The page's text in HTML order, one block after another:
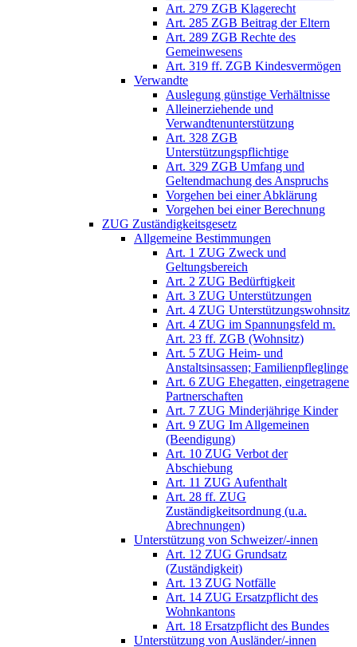
Art. 279 ZGB Klagerecht
Art. 285 ZGB Beitrag der Eltern
Art. 289 ZGB Rechte des
Gemeinwesens
Art. 319 ff. ZGB Kindesvermögen
Verwandte
Auslegung günstige Verhältnisse
Alleinerziehende und
Verwandtenunterstützung
Art. 328 ZGB
Unterstützungspflichtige
Art. 329 ZGB Umfang und
Geltendmachung des Anspruchs
Vorgehen bei einer Abklärung
Vorgehen bei einer Berechnung
ZUG Zuständigkeitsgesetz
Allgemeine Bestimmungen
Art. 1 ZUG Zweck und
Geltungsbereich
Art. 2 ZUG Bedürftigkeit
Art. 3 ZUG Unterstützungen
Art. 4 ZUG Unterstützungswohnsitz
Art. 4 ZUG im Spannungsfeld m.
Art. 23 ff. ZGB (Wohnsitz)
Art. 5 ZUG Heim- und
Anstaltsinsassen; Familienpfleglinge
Art. 6 ZUG Ehegatten, eingetragene
Partnerschaften
Art. 7 ZUG Minderjährige Kinder
Art. 9 ZUG Im Allgemeinen
(Beendigung)
Art. 10 ZUG Verbot der
Abschiebung
Art. 11 ZUG Aufenthalt
Art. 28 ff. ZUG
Zuständigkeitsordnung (u.a.
Abrechnungen)
Unterstützung von Schweizer/-innen
Art. 12 ZUG Grundsatz
(Zuständigkeit)
Art. 13 ZUG Notfälle
Art. 14 ZUG Ersatzpflicht des
Wohnkantons
Art. 18 Ersatzpflicht des Bundes
Unterstützung von Ausländer/-innen